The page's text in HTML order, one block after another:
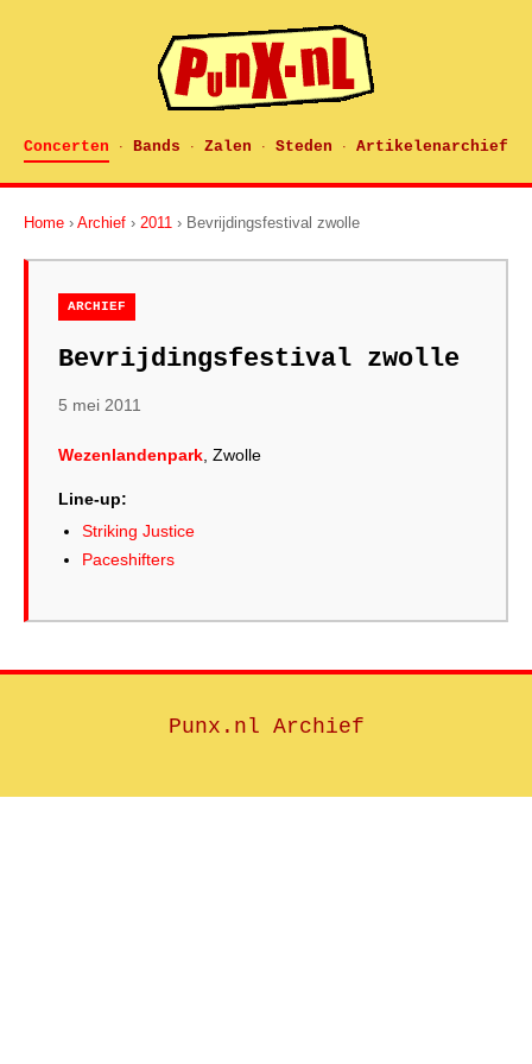
Concerten · Bands · Zalen · Steden · Artikelenarchief
Home › Archief › 2011 › Bevrijdingsfestival zwolle
ARCHIEF
Bevrijdingsfestival zwolle
5 mei 2011
Wezenlandenpark , Zwolle
Line-up:
Striking Justice
Paceshifters
Punx.nl Archief